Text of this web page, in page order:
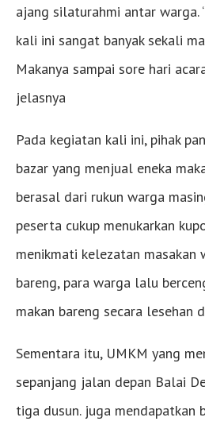
ajang silaturahmi antar warga.
kali ini sangat banyak sekali
Makanya sampai sore hari
jelasnya
Pada kegiatan kali ini, pihak
bazar yang menjual eneka
berasal dari rukun warga
peserta cukup menukarkan
menikmati kelezatan masakan
bareng, para warga lalu
makan bareng secara lesehan
Sementara itu, UMKM yang
sepanjang jalan depan Balai
tiga dusun. juga mendapatkan